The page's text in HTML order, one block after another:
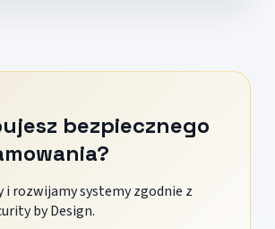
bezpiecznego
i rozwijamy systemy zgodnie z
by Design.